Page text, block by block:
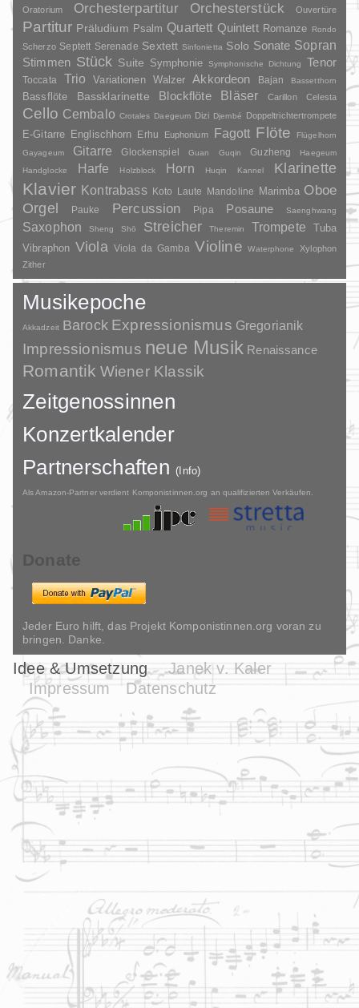
Oratorium Orchesterpartitur Orchesterstück Ouvertüre
Partitur Präludium Psalm Quartett Quintett Romanze Rondo
Scherzo Septett Serenade Sextett Sinfonietta Solo Sonate Sopran
Stimmen Stück Suite Symphonie Symphonische Dichtung Tenor
Toccata Trio Variationen Walzer Akkordeon Bajan Bassetthorn
Bassflöte Bassklarinette Blockflöte Bläser Carillon Celesta
Cello Cembalo Crotales Daegeum Dizi Djembé Doppeltrichtertrompete
E-Gitarre Englischhorn Erhu Euphonium Fagott Flöte
Flügelhorn
Gayageum
Gitarre Glockenspiel Guan Guqin Guzheng
Haegeum
Handglocke
Harfe Holzblock Horn Huqin Kannel Klarinette
Klavier Kontrabass Koto Laute Mandoline Marimba Oboe
Orgel Pauke Percussion Pipa Posaune Saenghwang
Saxophon Sheng Shō Streicher Theremin Trompete
Tuba
Vibraphon Viola Viola da Gamba Violine Waterphone
Xylophon
Zither
Musikepoche
Akkadzeit Barock Expressionismus Gregorianik
Impressionismus neue Musik Renaissance
Romantik Wiener Klassik
Zeitgenossinnen
Konzertkalender
Partnerschaften(Info)
Als Amazon-Partner verdient Komponistinnen.org an qualifizierten Verkäufen.
Donate
Jeder Euro hilft, das Projekt Komponistinnen.org voran zu
bringen. Danke.
Idee & Umsetzung
Janek v. Kaler
Impressum
Datenschutz